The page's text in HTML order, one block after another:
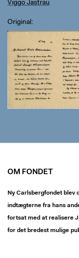
Viggo Jastrau
Original
OM FONDET
Ny Carlsbergfondet blev
indtægterne fra hans
fortsat med at realisere
for det bredest mulige